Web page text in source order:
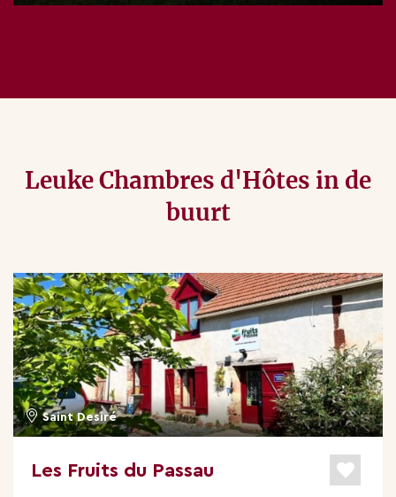
Leuke Chambres d'Hôtes in de
buurt
Saint Desiré
Les Fruits du Passau